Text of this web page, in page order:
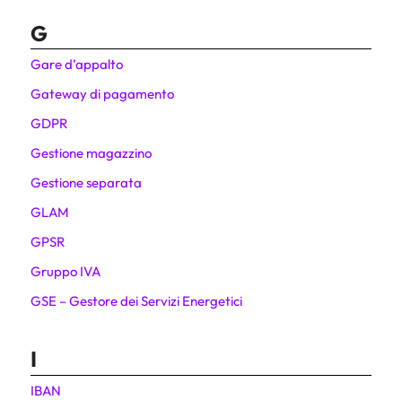
G
Gare d’appalto
Gateway di pagamento
GDPR
Gestione magazzino
Gestione separata
GLAM
GPSR
Gruppo IVA
GSE – Gestore dei Servizi Energetici
I
IBAN